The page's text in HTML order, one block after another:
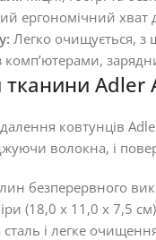
ергономічний хват
Легко очищується, з
комп’ютерами,
Adler
ковтунців
волокна, і
безперервного
(18,0 x 11,0 x 7,5
і легке